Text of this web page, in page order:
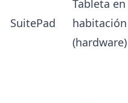
SuitePad
Tableta en
habitación
(hardware)